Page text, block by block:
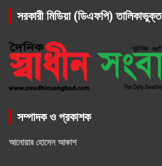
সরকারী মিডিয়া (ডিএফপি) তালিকাভুক্ত
সম্পাদক ও প্রকাশক
আনোয়ার হোসেন আকাশ